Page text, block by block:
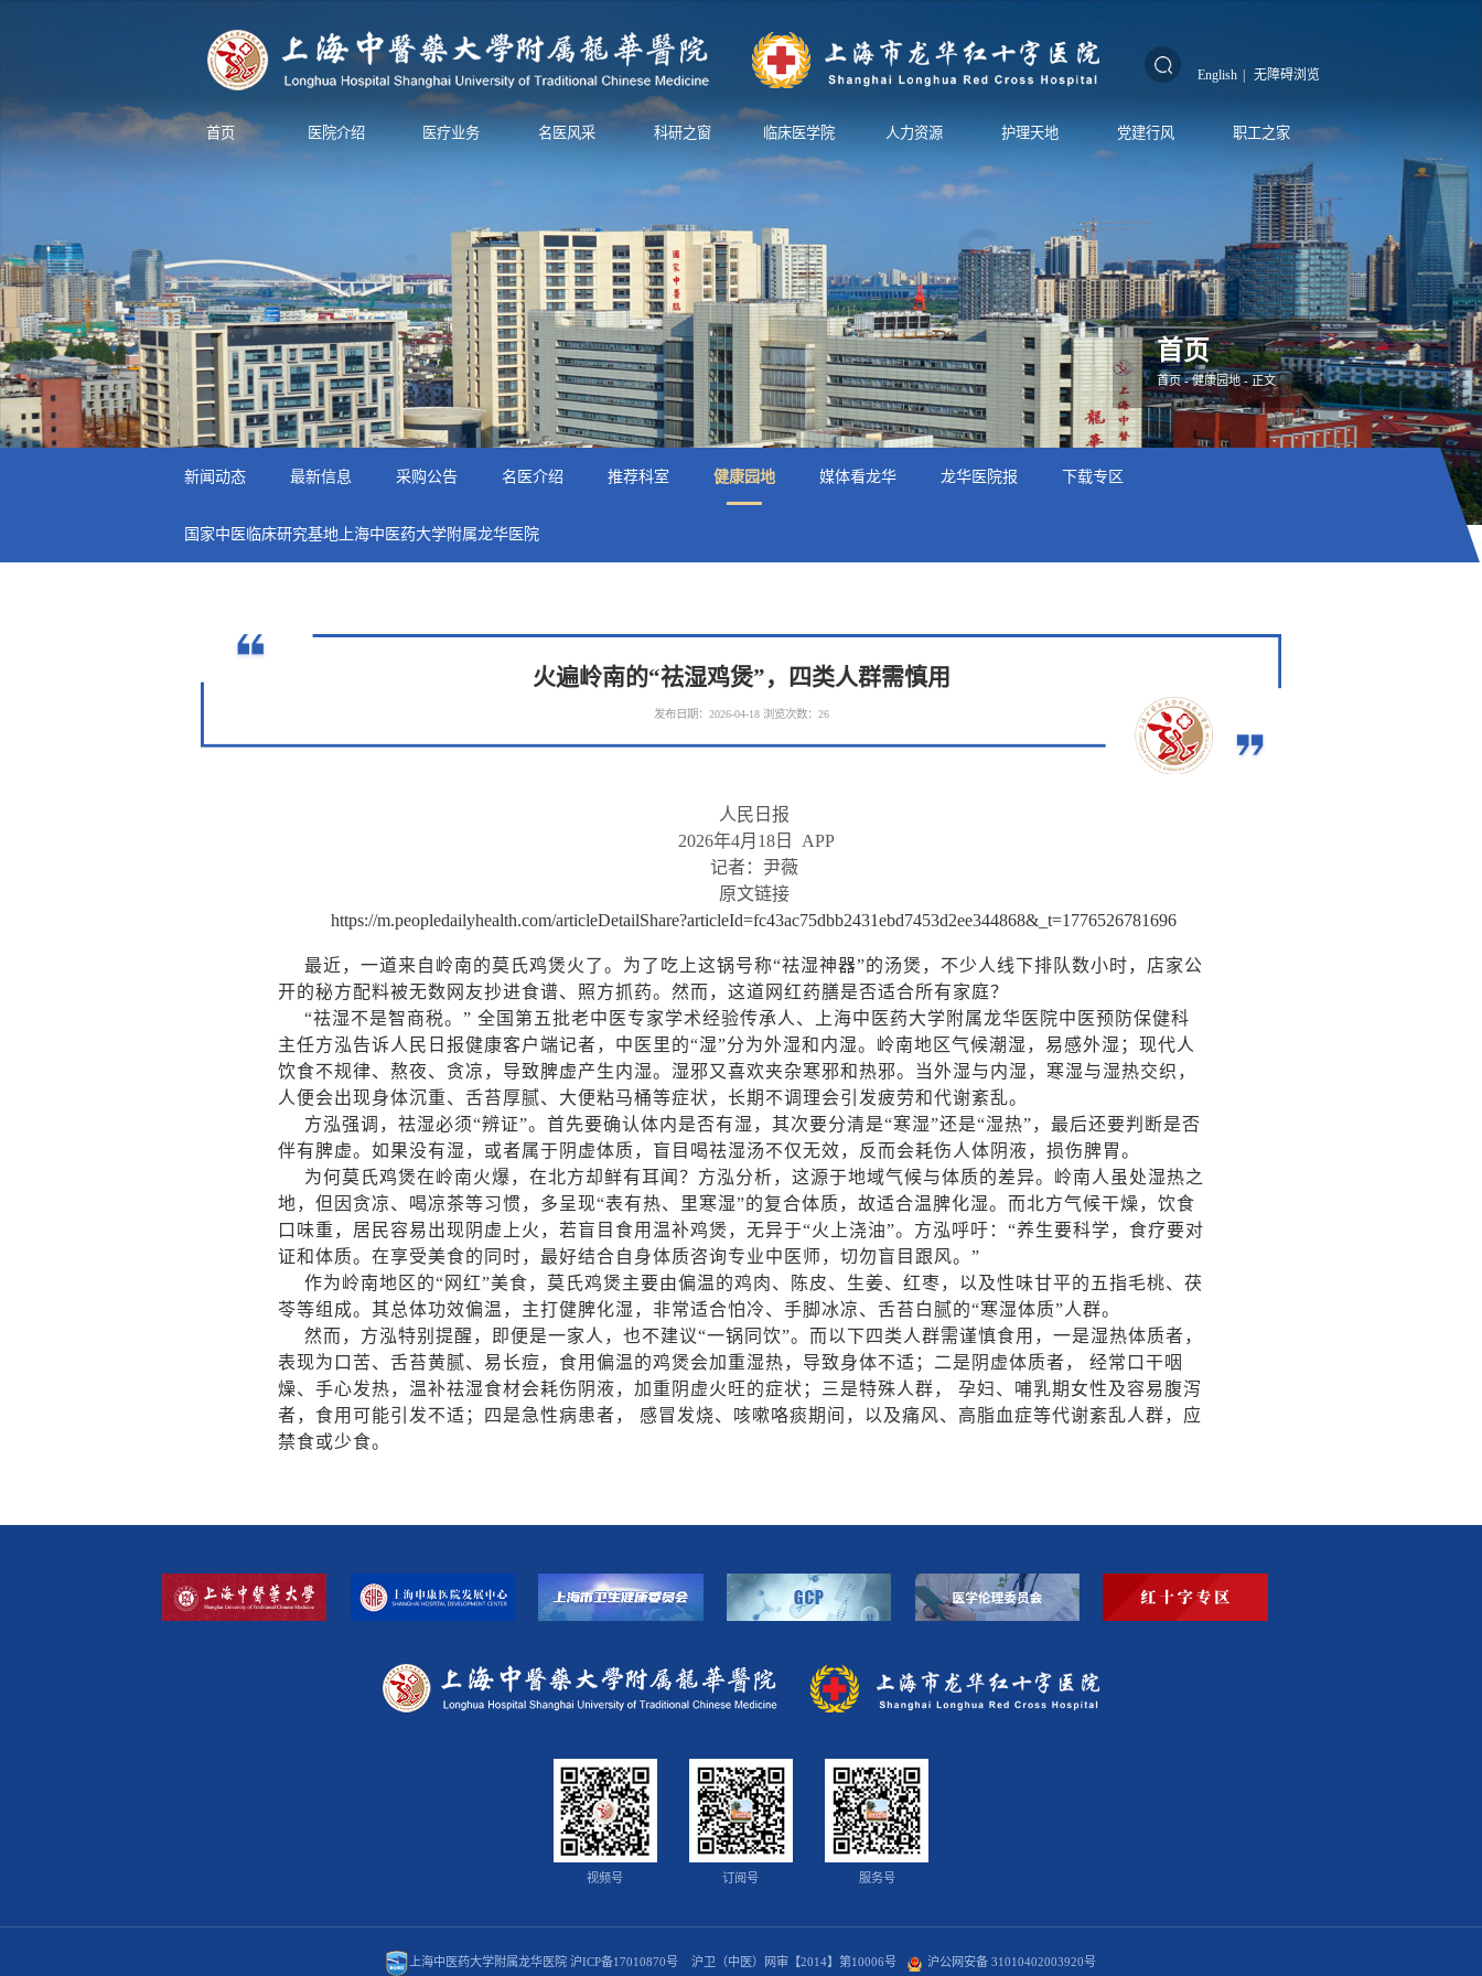
English | 无障碍浏览
首页 医院介绍 医疗业务 名医风采 科研之窗 临床医学院 人力资源 护理天地 党建行风 职工之家
首页
首页-健康园地- 正文
新闻动态 最新信息 采购公告 名医介绍 推荐科室 健康园地 媒体看龙华 龙华医院报 下载专区
国家中医临床研究基地上海中医药大学附属龙华医院
火遍岭南的“祛湿鸡煲”，四类人群需慎用
发布日期：2026-04-18 浏览次数： 26
人民日报
2026年4月 18日
APP
记者：尹薇
原文链接
https://m.peopledailyhealth.com/articleDetailShare?articleId=fc43ac75dbb2431ebd7453d2ee344868&_t=1776526781696
最近，一道来自岭南的莫氏鸡煲火了。为了吃上这锅号称“祛湿神器”的汤煲，不少人线下排队数小时，店家公
开的秘方配料被无数网友抄进食谱、照方抓药。然而，这道网红药膳是否适合所有家庭？
“祛湿不是智商税。” 全国第五批老中医专家学术经验传承人、上海中医药大学附属龙华医院中医预防保健科
主任方泓告诉人民日报健康客户端记者，中医里的“湿”分为外湿和内湿。岭南地区气候潮湿，易感外湿；现代人
饮食不规律、熬夜、贪凉，导致脾虚产生内湿。湿邪又喜欢夹杂寒邪和热邪。当外湿与内湿，寒湿与湿热交织，
人便会出现身体沉重、舌苔厚腻、大便粘马桶等症状，长期不调理会引发疲劳和代谢紊乱。
方泓强调，祛湿必须“辨证”。首先要确认体内是否有湿，其次要分清是“寒湿”还是“湿热”，最后还要判断是否
伴有脾虚。如果没有湿，或者属于阴虚体质，盲目喝祛湿汤不仅无效，反而会耗伤人体阴液，损伤脾胃。
为何莫氏鸡煲在岭南火爆，在北方却鲜有耳闻？方泓分析，这源于地域气候与体质的差异。岭南人虽处湿热之
地，但因贪凉、喝凉茶等习惯，多呈现“表有热、里寒湿”的复合体质，故适合温脾化湿。而北方气候干燥，饮食
口味重，居民容易出现阴虚上火，若盲目食用温补鸡煲，无异于“火上浇油”。方泓呼吁：“养生要科学，食疗要对
证和体质。在享受美食的同时，最好结合自身体质咨询专业中医师，切勿盲目跟风。”
作为岭南地区的“网红”美食，莫氏鸡煲主要由偏温的鸡肉、陈皮、生姜、红枣，以及性味甘平的五指毛桃、茯
苓等组成。其总体功效偏温，主打健脾化湿，非常适合怕冷、手脚冰凉、舌苔白腻的“寒湿体质”人群。
然而，方泓特别提醒，即便是一家人，也不建议“一锅同饮”。而以下四类人群需谨慎食用，一是湿热体质者，
表现为口苦、舌苔黄腻、易长痘，食用偏温的鸡煲会加重湿热，导致身体不适；二是阴虚体质者， 经常口干咽
燥、手心发热，温补祛湿食材会耗伤阴液，加重阴虚火旺的症状；三是特殊人群， 孕妇、哺乳期女性及容易腹泻
者，食用可能引发不适；四是急性病患者， 感冒发烧、咳嗽咯痰期间，以及痛风、高脂血症等代谢紊乱人群，应
禁食或少食。
视频号 订阅号 服务号
上海中医药大学附属龙华医院沪ICP备17010870号 沪卫（中医）网审【2014】第10006号 沪公网安备 31010402003920号